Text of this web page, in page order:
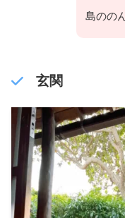
島のの
玄関